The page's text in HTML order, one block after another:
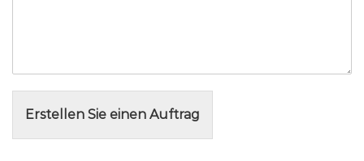
Erstellen Sie einen Auftrag